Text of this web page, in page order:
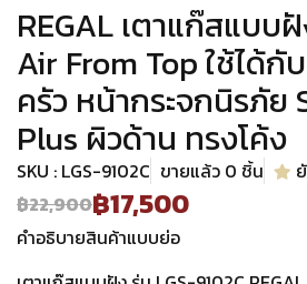
REGAL เตาแก๊สแบบ
Air From Top ใช้ได้กั
ครัว หน้ากระจกนิรภัย
Plus ผิวด้าน ทรงโค้ง
SKU : LGS-9102C ขายแล้ว 0 ชิ้น
฿22,900฿17,500
คำอธิบายสินค้าแบบย่อ